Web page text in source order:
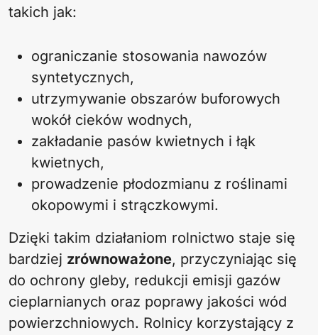
takich jak:
ograniczanie stosowania nawozów
syntetycznych,
utrzymywanie obszarów buforowych
wokół cieków wodnych,
zakładanie pasów kwietnych i łąk
kwietnych,
prowadzenie płodozmianu z roślinami
okopowymi i strączkowymi.
Dzięki takim działaniom rolnictwo staje się
bardziej zrównoważone, przyczyniając się
do ochrony gleby, redukcji emisji gazów
cieplarnianych oraz poprawy jakości wód
powierzchniowych. Rolnicy korzystający z